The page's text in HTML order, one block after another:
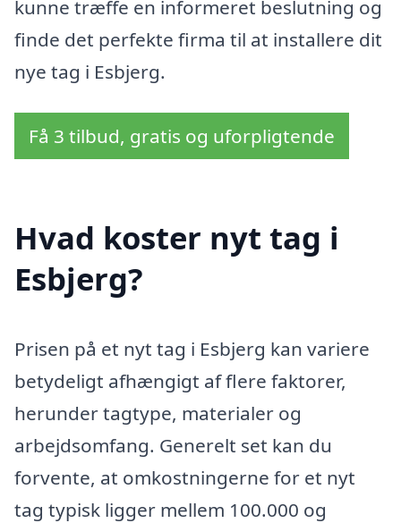
kunne træffe en informeret beslutning og
finde det perfekte firma til at installere dit
nye tag i Esbjerg.
Få 3 tilbud, gratis og uforpligtende
Hvad koster nyt tag i
Esbjerg?
Prisen på et nyt tag i Esbjerg kan variere
betydeligt afhængigt af flere faktorer,
herunder tagtype, materialer og
arbejdsomfang. Generelt set kan du
forvente, at omkostningerne for et nyt
tag typisk ligger mellem 100.000 og